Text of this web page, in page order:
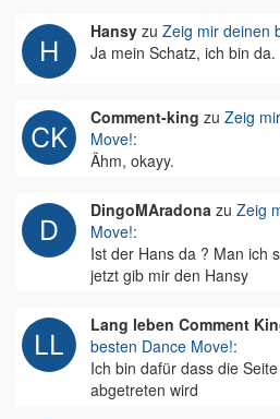
Hansy zu Zeig mir deinen
Ja mein Schatz, ich bin da.
Comment-king zu Zeig
Move!:
Ähm, okayy.
DingoMAradona zu Zeig
Move!:
Ist der Hans da ? Man ich
jetzt gib mir den Hansy
Lang leben Comment
besten Dance Move!:
Ich bin dafür dass die
abgetreten wird